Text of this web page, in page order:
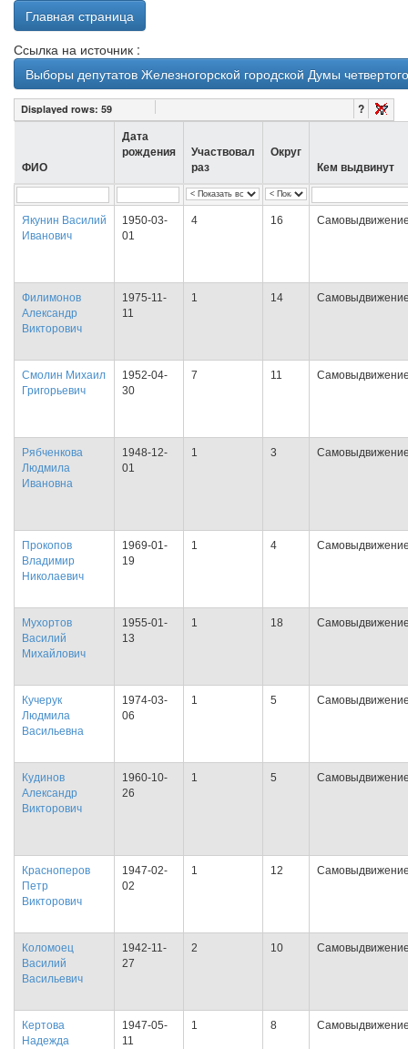
Главная страница
Ссылка на источник :
Выборы депутатов Железногорской городской Думы
Displayed rows: 59 ?
ФИО
Дата
рождения
Участвовал
раз
Округ
Кем выдвинут
Якунин Василий
Иванович
1950-03-
01
4 16
Филимонов
Александр
Викторович
1975-11-
11
1 14
Смолин Михаил
Григорьевич
1952-04-
30
7 11
Рябченкова
Людмила
Ивановна
1948-12-
01
1 3
Прокопов
Владимир
Николаевич
1969-01-
19
1 4
Мухортов
Василий
Михайлович
1955-01-
13
1 18
Кучерук
Людмила
Васильевна
1974-03-
06
1 5
Кудинов
Александр
Викторович
1960-10-
26
1 5
Красноперов
Петр
Викторович
1947-02-
02
1 12
Коломоец
Василий
Васильевич
1942-11-
27
2 10
Кертова
Надежда
1947-05-
11
1 8